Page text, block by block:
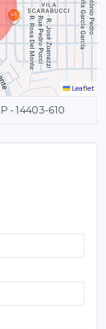
Leaflet
- 14403-610